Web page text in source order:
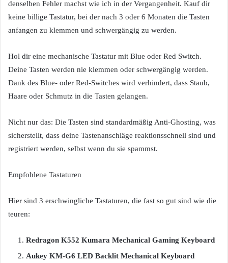
denselben Fehler machst wie ich in der Vergangenheit. Kauf dir
keine billige Tastatur, bei der nach 3 oder 6 Monaten die Tasten
anfangen zu klemmen und schwergängig zu werden.
Hol dir eine mechanische Tastatur mit Blue oder Red Switch.
Deine Tasten werden nie klemmen oder schwergängig werden.
Dank des Blue- oder Red-Switches wird verhindert, dass Staub,
Haare oder Schmutz in die Tasten gelangen.
Nicht nur das: Die Tasten sind standardmäßig Anti-Ghosting, was
sicherstellt, dass deine Tastenanschläge reaktionsschnell sind und
registriert werden, selbst wenn du sie spammst.
Empfohlene Tastaturen
Hier sind 3 erschwingliche Tastaturen, die fast so gut sind wie die
teuren:
Redragon K552 Kumara Mechanical Gaming Keyboard
Aukey KM-G6 LED Backlit Mechanical Keyboard